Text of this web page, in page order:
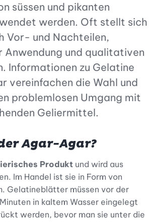
süssen und pikanten
werden. Oft stellt sich
Vor- und Nachteilen,
und qualitativen
Informationen zu Gelatine
vereinfachen die Wahl und
problemlosen Umgang mit
Geliermittel.
Agar-Agar?
Produkt und wird aus
Im Handel ist sie in Form von
Gelatineblätter müssen vor der
in kaltem Wasser eingelegt
werden, bevor man sie unter die